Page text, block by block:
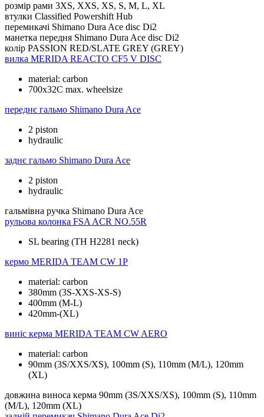
розмір рами 3XS, XXS, XS, S, M, L, XL
втулки Classified Powershift Hub
перемикачі Shimano Dura Ace disc Di2
манетка передня Shimano Dura Ace disc Di2
колір PASSION RED/SLATE GREY (GREY)
вилка MERIDA REACTO CF5 V DISC
material: carbon
700x32C max. wheelsize
переднє гальмо Shimano Dura Ace
2 piston
hydraulic
заднє гальмо Shimano Dura Ace
2 piston
hydraulic
гальмівна ручка Shimano Dura Ace
рульова колонка FSA ACR NO.55R
SL bearing (TH H2281 neck)
кермо MERIDA TEAM CW 1P
material: carbon
380mm (3S-XXS-XS-S)
400mm (M-L)
420mm-(XL)
виніс керма MERIDA TEAM CW AERO
material: carbon
90mm (3S/XXS/XS), 100mm (S), 110mm (M/L), 120mm
(XL)
довжина виноса керма 90mm (3S/XXS/XS), 100mm (S), 110mm
(M/L), 120mm (XL)